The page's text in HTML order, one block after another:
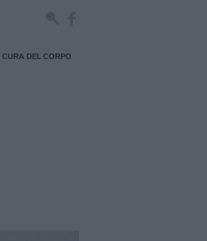
CURA DEL CORPO